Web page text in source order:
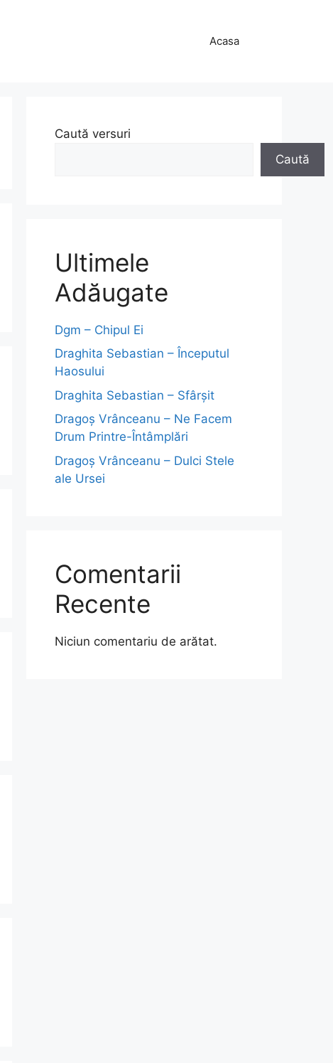
Acasa
Caută versuri
Caută
Ultimele
Adăugate
Dgm – Chipul Ei
Draghita Sebastian – Începutul
Haosului
Draghita Sebastian – Sfârșit
Dragoş Vrânceanu – Ne Facem
Drum Printre-Întâmplări
Dragoş Vrânceanu – Dulci Stele
ale Ursei
Comentarii
Recente
Niciun comentariu de arătat.